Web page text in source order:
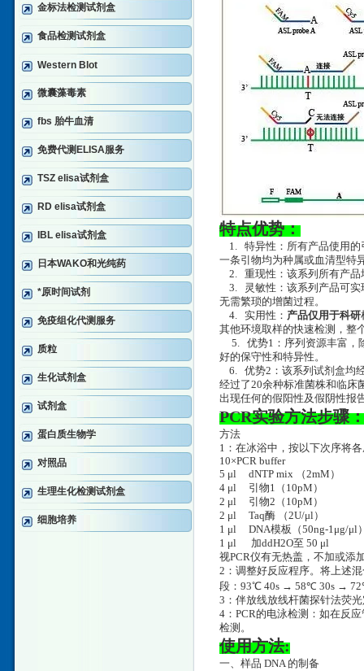
金标法检测试剂盒
食品检测试剂盒
Western Blot
微囊藻毒素
fbs 胎牛血清
免费代测ELISA服务
TSZ elisa试剂盒
RD elisa试剂盒
IBL elisa试剂盒
日本WAKO和光纯药
*原时间试剂
免疫组化代测服务
质粒
生化试剂盒
试剂盒
蛋白质生物学
对照品
生理生化检测试剂盒
细胞培养
特点优势：
1. 特异性：所有产品使用的
一条引物均为种属或血清型特
2. 重现性：该系列所有产品
3. 灵敏性：该系列产品可实
无需繁琐的增菌过程。
4. 实用性： 产品仅用于科研
其他环境取样的快速检测，整
5. 优势1：序列资源丰富，
好的保守性和特异性。
6. 优势2：该系列试剂盒均
经过了20余种标准菌株和临床
出现任何的假阳性及假阴性报
PCR实验方法步骤
方法
1：在冰浴中，按以下次序将
10×PCR buffer
5 μl dNTP mix （2mM
4 μl 引物1（10pM）
2 μl 引物2（10pM）
2 μl Taq酶 （2U/μl）
1 μl DNA模板（50ng-1μg/μl
1 μl 加ddH2O至 50 μl
视PCR仪有无热盖，不加或添
2：调整好反应程序。将上述
段：93℃ 40s → 58℃ 30s →
3：伴放线放线杆菌探针法荧
4：PCR的电泳检测：如在反
检测。
使用方法:
一、样品 DNA 的制备